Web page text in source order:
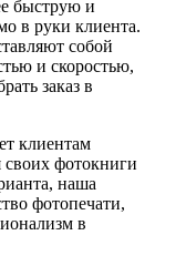
быструю и
в руки клиента.
собой
и скоростью,
заказ в
клиентам
своих фотокниги
наша
фотопечати,
в